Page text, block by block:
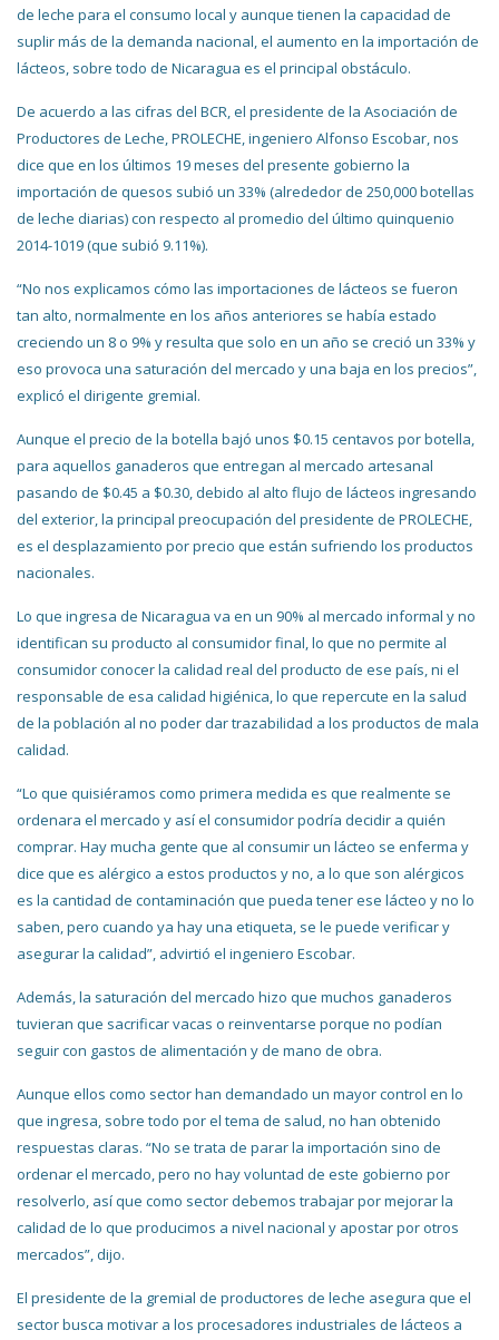
de leche para el consumo local y aunque tienen la capacidad de
suplir más de la demanda nacional, el aumento en la importación de
lácteos, sobre todo de Nicaragua es el principal obstáculo.
De acuerdo a las cifras del BCR, el presidente de la Asociación de
Productores de Leche, PROLECHE, ingeniero Alfonso Escobar, nos
dice que en los últimos 19 meses del presente gobierno la
importación de quesos subió un 33% (alrededor de 250,000 botellas
de leche diarias) con respecto al promedio del último quinquenio
2014-1019 (que subió 9.11%).
“No nos explicamos cómo las importaciones de lácteos se fueron
tan alto, normalmente en los años anteriores se había estado
creciendo un 8 o 9% y resulta que solo en un año se creció un 33% y
eso provoca una saturación del mercado y una baja en los precios”,
explicó el dirigente gremial.
Aunque el precio de la botella bajó unos $0.15 centavos por botella,
para aquellos ganaderos que entregan al mercado artesanal
pasando de $0.45 a $0.30, debido al alto flujo de lácteos ingresando
del exterior, la principal preocupación del presidente de PROLECHE,
es el desplazamiento por precio que están sufriendo los productos
nacionales.
Lo que ingresa de Nicaragua va en un 90% al mercado informal y no
identifican su producto al consumidor final, lo que no permite al
consumidor conocer la calidad real del producto de ese país, ni el
responsable de esa calidad higiénica, lo que repercute en la salud
de la población al no poder dar trazabilidad a los productos de mala
calidad.
“Lo que quisiéramos como primera medida es que realmente se
ordenara el mercado y así el consumidor podría decidir a quién
comprar. Hay mucha gente que al consumir un lácteo se enferma y
dice que es alérgico a estos productos y no, a lo que son alérgicos
es la cantidad de contaminación que pueda tener ese lácteo y no lo
saben, pero cuando ya hay una etiqueta, se le puede verificar y
asegurar la calidad”, advirtió el ingeniero Escobar.
Además, la saturación del mercado hizo que muchos ganaderos
tuvieran que sacrificar vacas o reinventarse porque no podían
seguir con gastos de alimentación y de mano de obra.
Aunque ellos como sector han demandado un mayor control en lo
que ingresa, sobre todo por el tema de salud, no han obtenido
respuestas claras. “No se trata de parar la importación sino de
ordenar el mercado, pero no hay voluntad de este gobierno por
resolverlo, así que como sector debemos trabajar por mejorar la
calidad de lo que producimos a nivel nacional y apostar por otros
mercados”, dijo.
El presidente de la gremial de productores de leche asegura que el
sector busca motivar a los procesadores industriales de lácteos a